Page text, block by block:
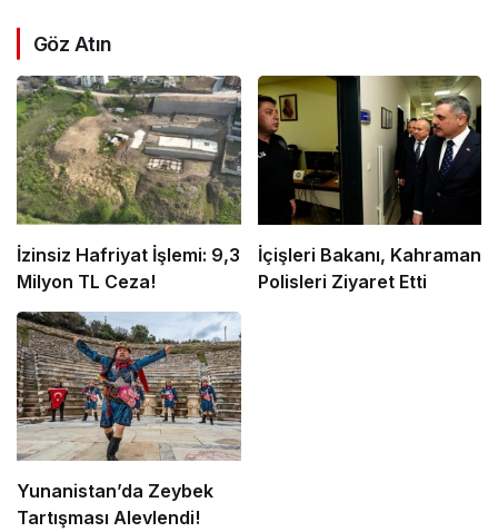
Göz Atın
İzinsiz Hafriyat İşlemi: 9,3
Milyon TL Ceza!
İçişleri Bakanı, Kahraman
Polisleri Ziyaret Etti
Yunanistan’da Zeybek
Tartışması Alevlendi!